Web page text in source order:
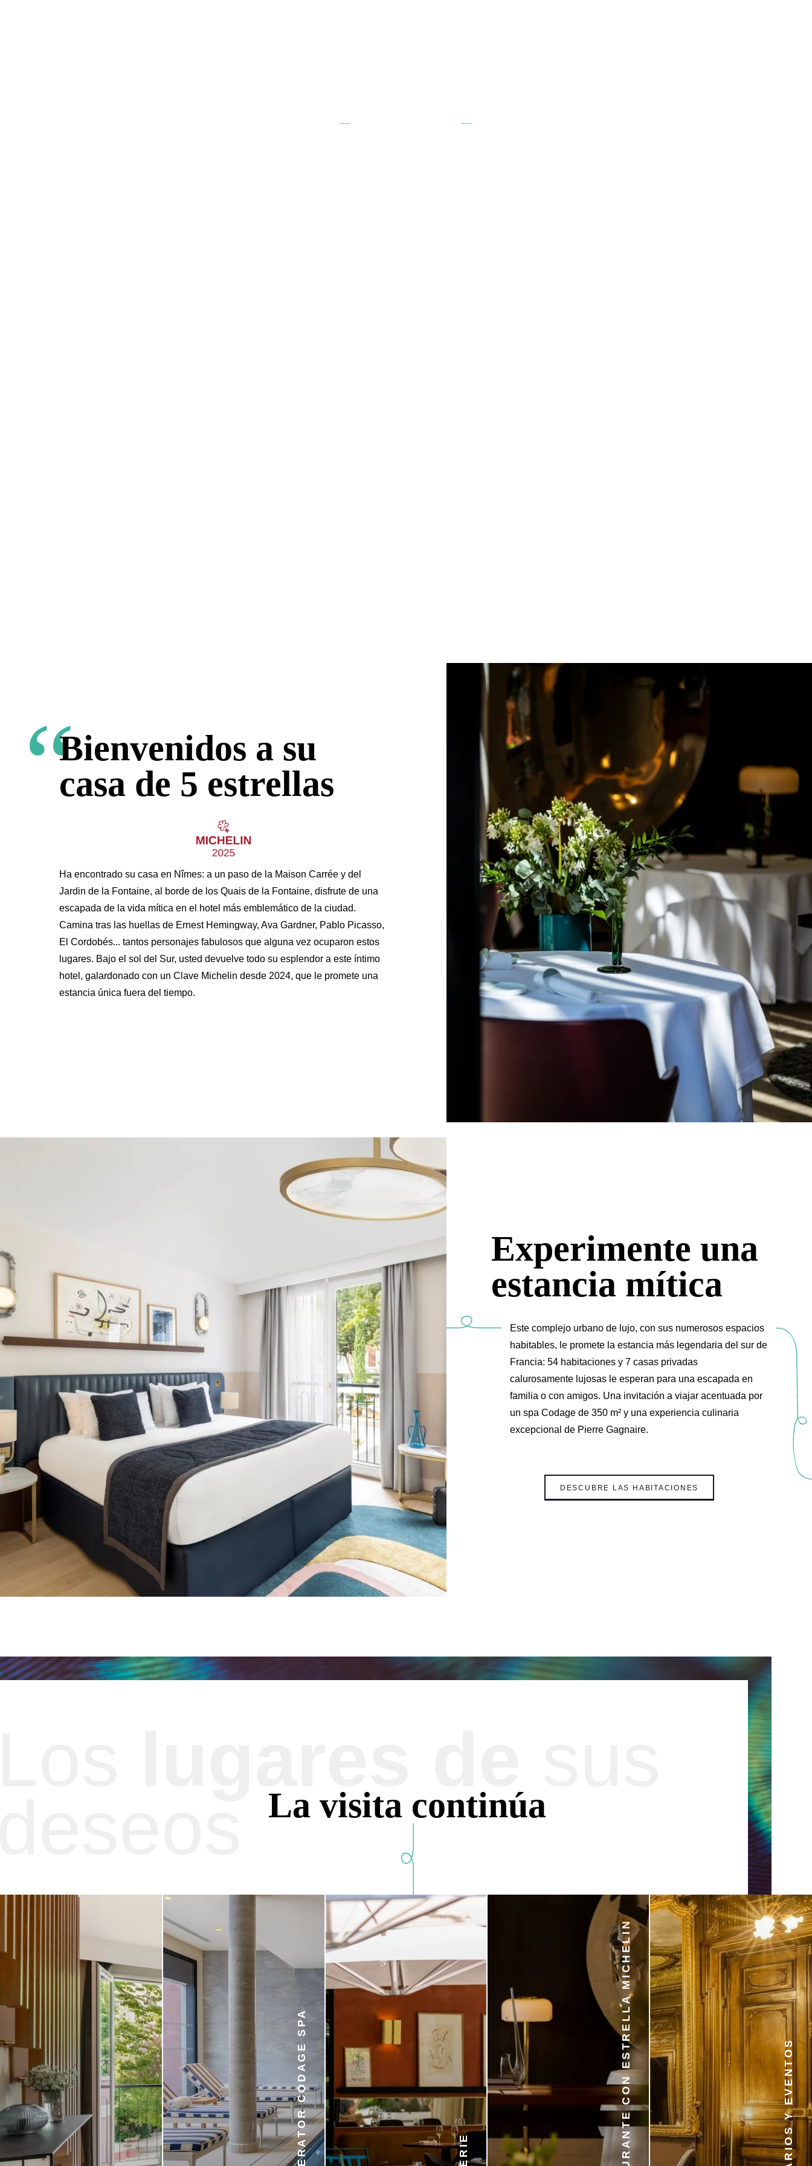
Bienvenidos a su
casa de 5 estrellas
Ha encontrado su casa en Nîmes: a un paso de la Maison Carrée y del
Jardin de la Fontaine, al borde de los Quais de la Fontaine, disfrute de una
escapada de la vida mítica en el hotel más emblemático de la ciudad.
Camina tras las huellas de Ernest Hemingway, Ava Gardner, Pablo Picasso,
El Cordobés... tantos personajes fabulosos que alguna vez ocuparon estos
lugares. Bajo el sol del Sur, usted devuelve todo su esplendor a este íntimo
hotel, galardonado con un Clave Michelin desde 2024, que le promete una
estancia única fuera del tiempo.
Experimente una
estancia mítica
Este complejo urbano de lujo, con sus numerosos espacios
habitables, le promete la estancia más legendaria del sur de
Francia: 54 habitaciones y 7 casas privadas
calurosamente lujosas le esperan para una escapada en
familia o con amigos. Una invitación a viajar acentuada por
un spa Codage de 350 m² y una experiencia culinaria
excepcional de Pierre Gagnaire.
DESCUBRE LAS HABITACIONES
La visita continúa
— RESTAURANTE CON ESTRELLA MICHELIN